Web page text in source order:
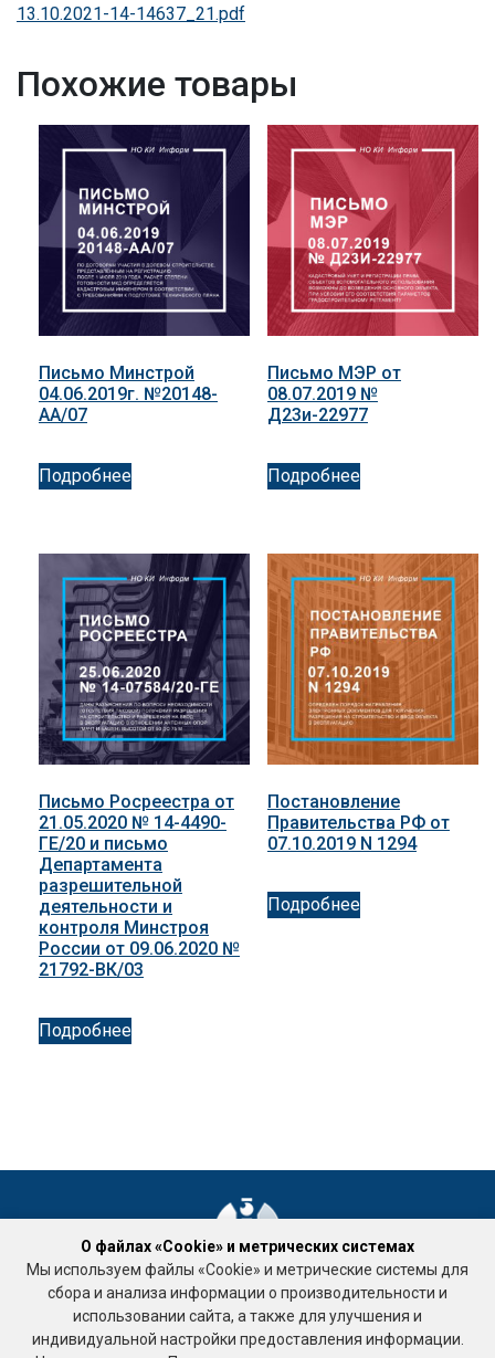
13.10.2021-14-14637_21.pdf
Похожие товары
Письмо Минстрой
04.06.2019г. №20148-
АА/07
Подробнее
Письмо МЭР от
08.07.2019 №
Д23и-22977
Подробнее
Письмо Росреестра от
21.05.2020 № 14-4490-
ГЕ/20 и письмо
Департамента
разрешительной
деятельности и
контроля Минстроя
России от 09.06.2020 №
21792-ВК/03
Подробнее
Постановление
Правительства РФ от
07.10.2019 N 1294
Подробнее
Ассоциация «Национальное объединение саморегулируемых
организаций кадастровых инженеров»
Подработка
О файлах «Cookie» и метрических системах
Мы используем файлы «Cookie» и метрические системы для
сбора и анализа информации о производительности и
использовании сайта, а также для улучшения и
индивидуальной настройки предоставления информации.